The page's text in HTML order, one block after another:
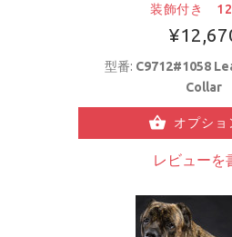
装飾付き
型番: C9712#1058
Collar
オプショ
レビューを